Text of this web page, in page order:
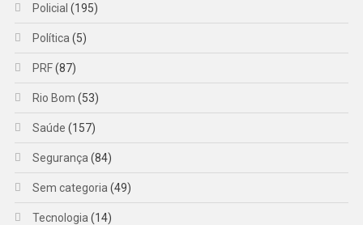
Policial (195)
Política (5)
PRF(87)
Rio Bom (53)
Saúde (157)
Segurança (84)
Sem categoria (49)
Tecnologia (14)